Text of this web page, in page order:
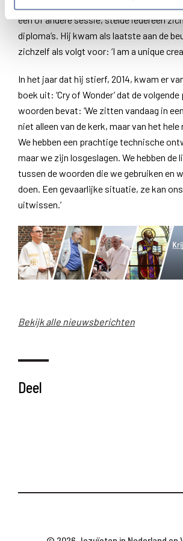
Een anekdote die hij vertelde, blijft
een of andere sessie, stelde iedereen
diploma’s. Hij kwam als laatste aan de
zichzelf als volgt voor: ‘I am a unique
In het jaar dat hij stierf, 2014, kwam er
boek uit: ‘Cry of Wonder’ dat de
woorden bevat: ‘We zitten vandaag in
niet alleen van de kerk, maar van het hele
We hebben een prachtige technische
maar we zijn losgeslagen. We hebben de
tussen de woorden die we gebruiken en
doen. Een gevaarlijke situatie, ze kan
uitwissen.’
Bekijk alle nieuwsberichten
Deel